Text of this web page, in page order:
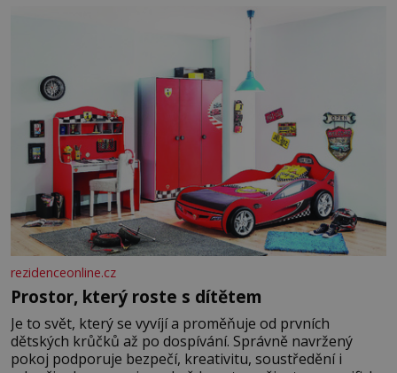
rezidenceonline.cz
Prostor, který roste s dítětem
Je to svět, který se vyvíjí a proměňuje od prvních
dětských krůčků až po dospívání. Správně navržený
pokoj podporuje bezpečí, kreativitu, soustředění i